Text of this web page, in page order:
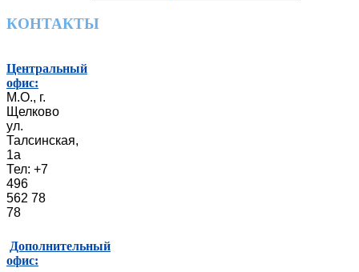
КОНТАКТЫ
Центральный
офис:
М.О., г.
Щелково
ул.
Талсинская,
1а
Тел: +7
496
562 78
78
Дополнительный
офис: